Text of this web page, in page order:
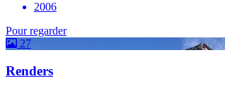
2006
Pour regarder
27
Renders